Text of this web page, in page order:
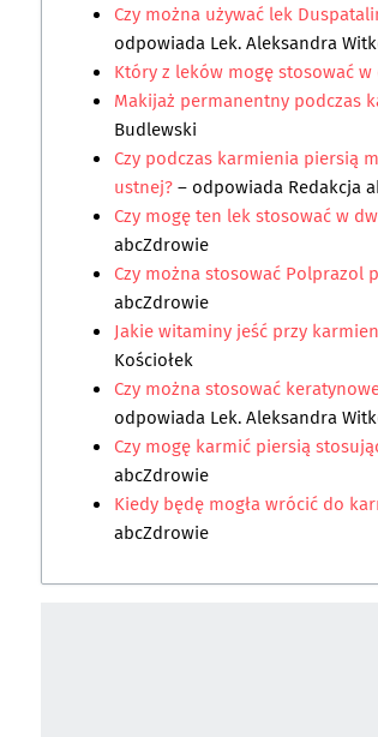
Czy można używać lek
odpowiada Lek. Aleksandra
Który z leków mogę stosować w
Makijaż permanentny podczas
Budlewski
Czy podczas karmienia piersią
ustnej?– odpowiada Redakcja
Czy mogę ten lek stosować w
abcZdrowie
Czy można stosować Polprazol
abcZdrowie
Jakie witaminy jeść przy
Kościołek
Czy można stosować
odpowiada Lek. Aleksandra
Czy mogę karmić piersią
abcZdrowie
Kiedy będę mogła wrócić do
abcZdrowie